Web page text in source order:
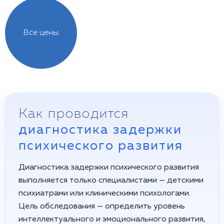
Все цены
Как проводится
диагностика задержки
психического развития
Диагностика задержки психического развития
выполняется только специалистами — детскими
психиатрами или клиническими психологами.
Цель обследования — определить уровень
интеллектуального и эмоционального развития,